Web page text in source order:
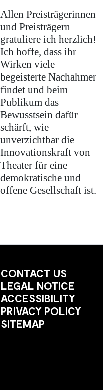
Allen Preisträgerinnen
und Preisträgern
gratuliere ich herzlich!
Ich hoffe, dass ihr
Wirken viele
begeisterte Nachahmer
findet und beim
Publikum das
Bewusstsein dafür
schärft, wie
unverzichtbar die
Innovationskraft von
Theater für eine
demokratische und
offene Gesellschaft ist.
CONTACT US
LEGAL NOTICE
ACCESSIBILITY
PRIVACY POLICY
SITEMAP